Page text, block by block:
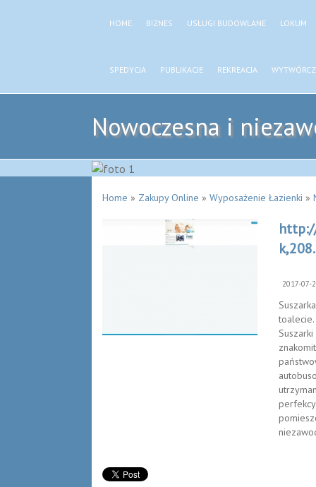
HOME BIZNES USŁUGI BUDOWLANE LOKUM
SPEDYCJA PUBLIKACJE REKREACJA
Nowoczesna i
Home » Zakupy Online » Wyposażenie Łazienki »
2017-07-